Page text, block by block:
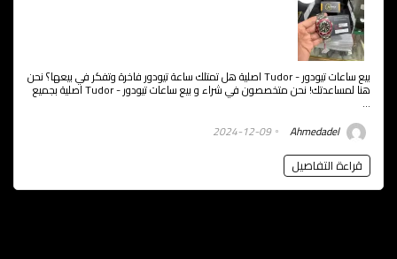
بيع ساعات تيودور - Tudor اصلية هل تمتلك ساعة تيودور فاخرة وتفكر في بيعها؟ نحن
هنا لمساعدتك! نحن متخصصون في شراء و بيع ساعات تيودور - Tudor اصلية بجميع
...
Ahmedadel
2024-12-09
قراءة التفاصيل